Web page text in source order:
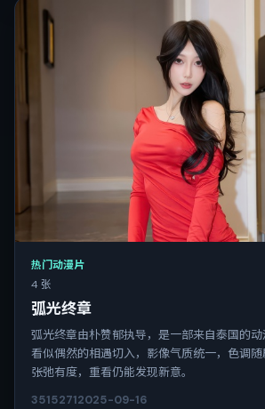
热门动漫片
4 张
弧光终章
弧光终章由朴赞郁执导，是一部来自泰国的
看似偶然的相遇切入，影像气质统一，色调
张弛有度，重看仍能发现新意。
35152712025-09-16